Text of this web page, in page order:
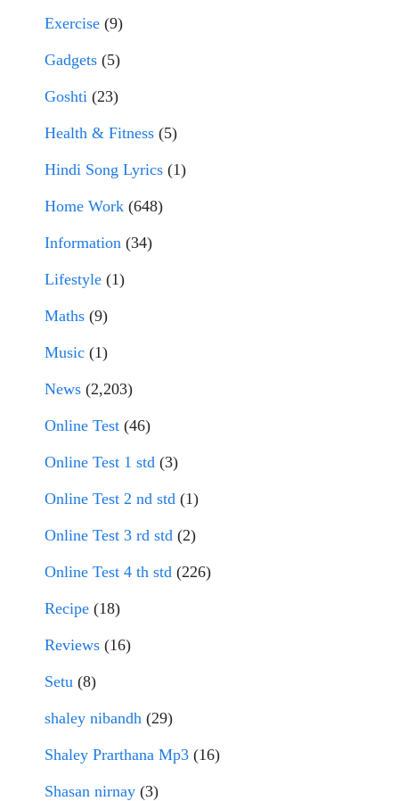
Exercise (9)
Gadgets (5)
Goshti (23)
Health & Fitness (5)
Hindi Song Lyrics (1)
Home Work (648)
Information (34)
Lifestyle (1)
Maths (9)
Music (1)
News (2,203)
Online Test (46)
Online Test 1 std (3)
Online Test 2 nd std (1)
Online Test 3 rd std (2)
Online Test 4 th std (226)
Recipe (18)
Reviews (16)
Setu (8)
shaley nibandh (29)
Shaley Prarthana Mp3 (16)
Shasan nirnay (3)